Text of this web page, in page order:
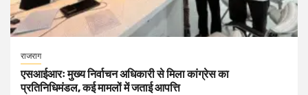
राजराग
एसआईआरः मुख्य निर्वाचन अधिकारी से मिला कांग्रेस का
प्रतिनिधिमंडल, कई मामलों में जताई आपत्ति